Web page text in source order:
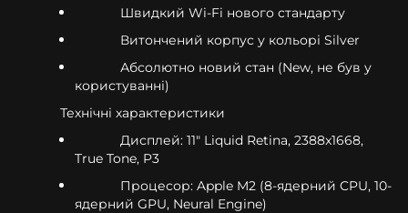
Швидкий Wi-Fi нового стандарту
Витончений корпус у кольорі Silver
Абсолютно новий стан (New, не був у
користуванні)
Технічні характеристики
Дисплей: 11" Liquid Retina, 2388x1668,
True Tone, P3
Процесор: Apple M2 (8-ядерний CPU, 10-
ядерний GPU, Neural Engine)